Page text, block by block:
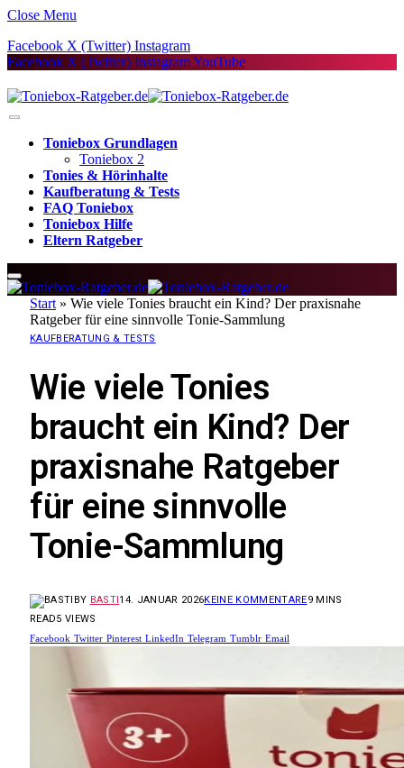
Close Menu
Facebook X (Twitter) Instagram
Facebook X (Twitter) InstagramYouTube
Toniebox Grundlagen
Toniebox 2
Tonies & Hörinhalte
Kaufberatung & Tests
FAQ Toniebox
Toniebox Hilfe
Eltern Ratgeber
Start » Wie viele Tonies braucht ein Kind? Der praxisnahe
Ratgeber für eine sinnvolle Tonie-Sammlung
KAUFBERATUNG & TESTS
Wie viele Tonies
braucht ein Kind? Der
praxisnahe Ratgeber
für eine sinnvolle
Tonie-Sammlung
BY BASTI14. JANUAR 2026KEINE KOMMENTARE9 MINS
READ5 VIEWS
Facebook Twitter Pinterest LinkedIn Telegram Tumblr Email